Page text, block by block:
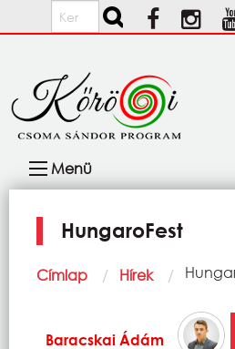
Ugrás a tartalomra
Keresés
navigáció
Menü
HungaroFest
Morzsa
Címlap Hírek
Baracskai Ádám